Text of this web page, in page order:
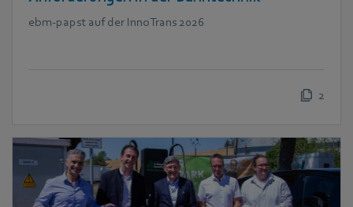
ebm‑papst auf der InnoTrans 2026
2